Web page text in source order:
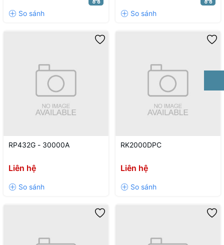
RP432G - 30000A
Liên hệ
RK2000DPC
Liên hệ